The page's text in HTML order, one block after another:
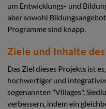
um Entwicklungs- und
aber sowohl
Programme sind knapp.
Ziele und Inhalte
Das Ziel dieses Projekts ist
hochwertiger und
sogenannten "Villages",
verbessern, indem ein